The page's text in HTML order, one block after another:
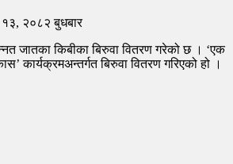
२०८२ बुधबार
जातका किबीका बिरुवा वितरण गरेको छ । ‘एक
कार्यक्रमअन्तर्गत बिरुवा वितरण गरिएको हो ।